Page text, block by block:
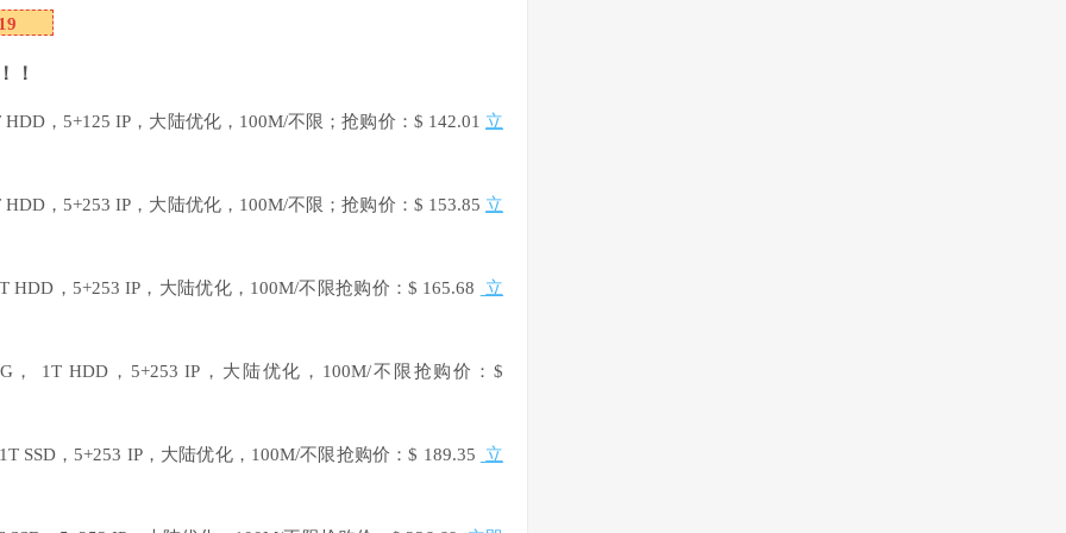
！
，5+125 IP，大陆优化，100M/不限；抢购价：$ 142.01 立
，5+253 IP，大陆优化，100M/不限；抢购价：$ 153.85 立
HDD，5+253 IP，大陆优化，100M/不限抢购价：$ 165.68 立
， 1T HDD，5+253 IP，大陆优化，100M/不限抢购价：$
SSD，5+253 IP，大陆优化，100M/不限抢购价：$ 189.35 立